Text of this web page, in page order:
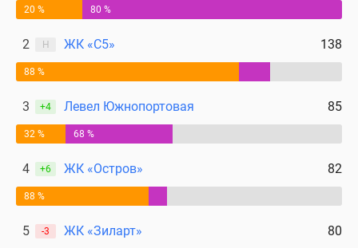
20 % 80 %
2 Н ЖК «С5» 138
88 %
3 +4 Левел Южнопортовая 85
32 % 68 %
4 +6 ЖК «Остров» 82
88 %
5 -3 ЖК «Зиларт» 80